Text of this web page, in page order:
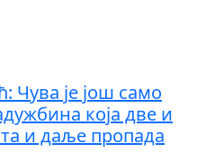
Чува је још само
која две и
и даље пропада